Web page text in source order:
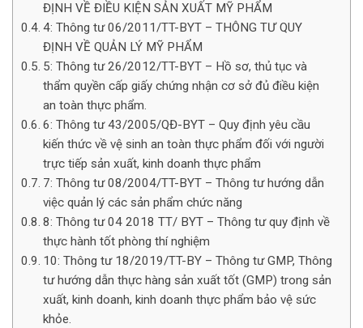
ĐỊNH VỀ ĐIỀU KIỆN SẢN XUẤT MỸ PHẨM
4: Thông tư 06/2011/TT-BYT – THÔNG TƯ QUY
ĐỊNH VỀ QUẢN LÝ MỸ PHẨM
5: Thông tư 26/2012/TT-BYT – Hồ sơ, thủ tục và
thẩm quyền cấp giấy chứng nhận cơ sở đủ điều kiện
an toàn thực phẩm.
6: Thông tư 43/2005/QĐ-BYT – Quy định yêu cầu
kiến thức về vệ sinh an toàn thực phẩm đối với người
trực tiếp sản xuất, kinh doanh thực phẩm
7: Thông tư 08/2004/TT-BYT – Thông tư hướng dẫn
việc quản lý các sản phẩm chức năng
8: Thông tư 04 2018 TT/ BYT – Thông tư quy định về
thực hành tốt phòng thí nghiệm
10: Thông tư 18/2019/TT-BY – Thông tư GMP, Thông
tư hướng dẫn thực hàng sản xuất tốt (GMP) trong sản
xuất, kinh doanh, kinh doanh thực phẩm bảo vệ sức
khỏe.